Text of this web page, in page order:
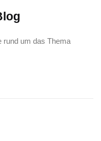
rund um das Thema